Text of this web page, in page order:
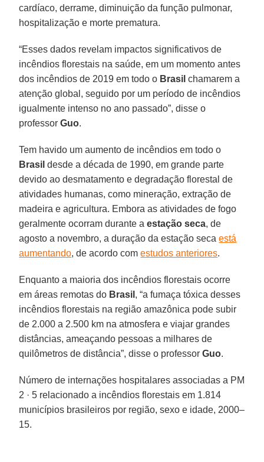
cardíaco, derrame, diminuição da função pulmonar,
hospitalização e morte prematura.
“Esses dados revelam impactos significativos de
incêndios florestais na saúde, em um momento antes
dos incêndios de 2019 em todo o Brasil chamarem a
atenção global, seguido por um período de incêndios
igualmente intenso no ano passado”, disse o
professorGuo.
Tem havido um aumento de incêndios em todo o
Brasil desde a década de 1990, em grande parte
devido ao desmatamento e degradação florestal de
atividades humanas, como mineração, extração de
madeira e agricultura. Embora as atividades de fogo
geralmente ocorram durante a estação seca, de
agosto a novembro, a duração da estação secaestá
aumentando, de acordo comestudos anteriores.
Enquanto a maioria dos incêndios florestais ocorre
em áreas remotas do Brasil , “a fumaça tóxica desses
incêndios florestais na região amazônica pode subir
de 2.000 a 2.500 km na atmosfera e viajar grandes
distâncias, ameaçando pessoas a milhares de
quilômetros de distância”, disse o professorGuo.
Número de internações hospitalares associadas a PM
2 · 5 relacionado a incêndios florestais em 1.814
municípios brasileiros por região, sexo e idade, 2000–
15.